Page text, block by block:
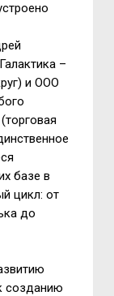
–
и ООО
базе в
цикл: от
до
созданию